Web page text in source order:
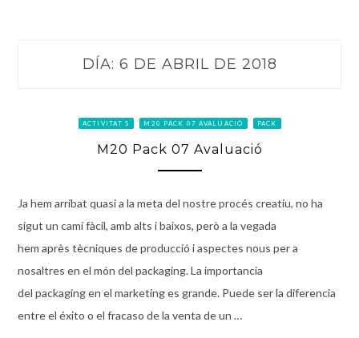
DÍA: 6 DE ABRIL DE 2018
ACTIVITAT 5 M20 PACK 07 AVALUACIÓ PACK
M20 Pack 07 Avaluació
Ja hem arribat quasi a la meta del nostre procés creatiu, no ha
sigut un camí fàcil, amb alts i baixos, però a la vegada
hem après tècniques de producció i aspectes nous per a
nosaltres en el món del packaging. La importancia
del packaging en el marketing es grande. Puede ser la diferencia
entre el éxito o el fracaso de la venta de un …